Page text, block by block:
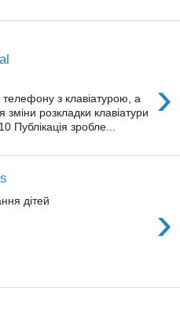
›
з клавіатурою, а
зміни розкладки клавіатури
Публікація зробле...
›
дітей